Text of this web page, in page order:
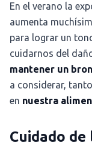
En el verano la
aumenta
para lograr un
cuidarnos del
mantener un
a considerar,
en nuestra
Cuidado